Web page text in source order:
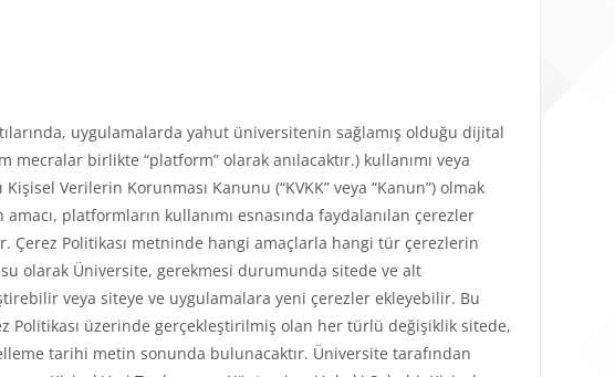
uygulamalarda yahut üniversitenin sağlamış olduğu dijital
birlikte “platform” olarak anılacaktır.) kullanımı veya
Verilerin Korunması Kanunu (“KVKK” veya “Kanun”) olmak
platformların kullanımı esnasında faydalanılan çerezler
Çerez Politikası metninde hangi amaçlarla hangi tür çerezlerin
olarak Üniversite, gerekmesi durumunda sitede ve alt
veya siteye ve uygulamalara yeni çerezler ekleyebilir. Bu
Politikası üzerinde gerçekleştirilmiş olan her türlü değişiklik sitede,
tarihi metin sonunda bulunacaktır. Üniversite tarafından